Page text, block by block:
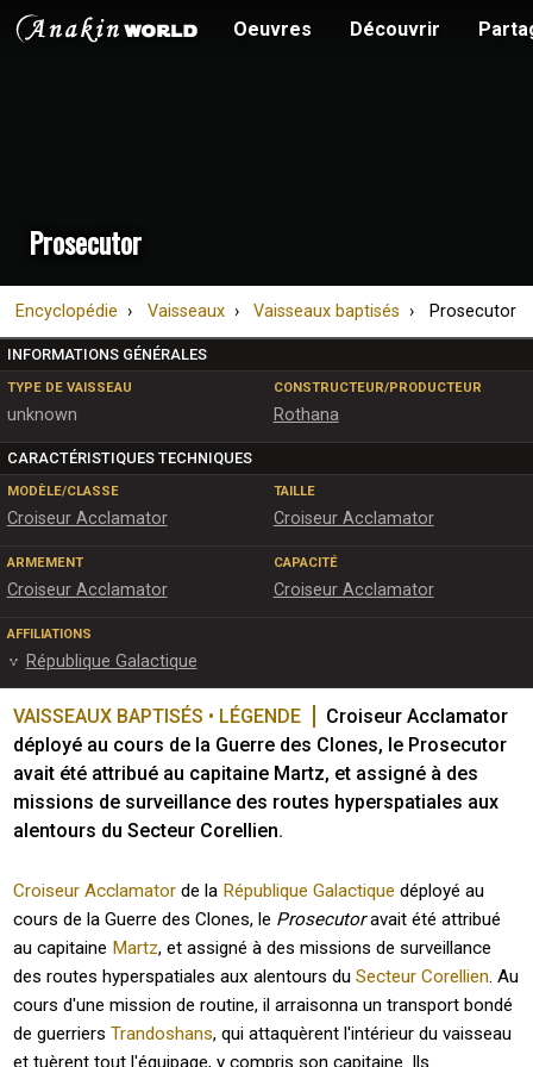
Oeuvres Découvrir
Prosecutor
Encyclopédie Vaisseaux Vaisseaux baptisés Prosecutor
INFORMATIONS GÉNÉRALES
TYPE DE VAISSEAU
unknown
CONSTRUCTEUR/PRODUCTEUR
Rothana
CARACTÉRISTIQUES TECHNIQUES
MODÈLE/CLASSE
Croiseur Acclamator
TAILLE
Croiseur Acclamator
ARMEMENT
Croiseur Acclamator
CAPACITÉ
Croiseur Acclamator
AFFILIATIONS
République Galactique
VAISSEAUX BAPTISÉS • LÉGENDE
Croiseur Acclamator
déployé au cours de la Guerre des Clones, le Prosecutor
avait été attribué au capitaine Martz, et assigné à des
missions de surveillance des routes hyperspatiales aux
alentours du Secteur Corellien.
Croiseur Acclamator de la République Galactique déployé au
cours de la Guerre des Clones, le Prosecutoravait été attribué
au capitaine Martz, et assigné à des missions de surveillance
des routes hyperspatiales aux alentours duSecteur Corellien. Au
cours d'une mission de routine, il arraisonna un transport bondé
de guerriersTrandoshans, qui attaquèrent l'intérieur du vaisseau
et tuèrent tout l'équipage, y compris son capitaine. Ils